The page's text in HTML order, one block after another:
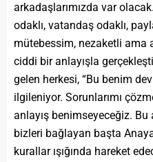
arkadaşlarımızda var
odaklı, vatandaş odaklı,
mütebessim, nezaketli ama
ciddi bir anlayışla
gelen herkesi, “Bu benim
ilgileniyor. Sorunlarımı
anlayış benimseyeceğiz. Bu
bizleri bağlayan başta
kurallar ışığında hareket